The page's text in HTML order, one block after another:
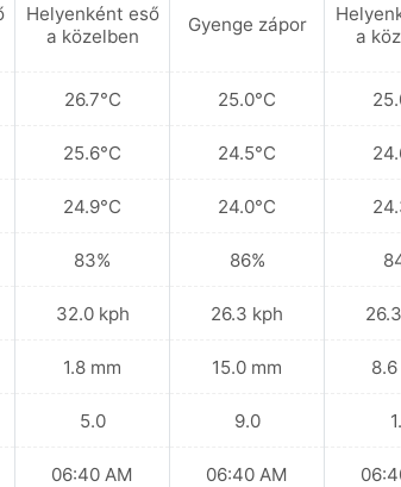
Helyenként eső
a közelben
26.7°C
25.6°C
24.9°C
83%
32.0 kph
1.8 mm
5.0
06:40 AM
Gyenge zápor
25.0°C
24.5°C
24.0°C
86%
26.3 kph
15.0 mm
9.0
06:40 AM
a